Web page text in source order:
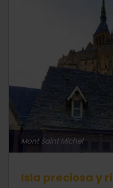
Mont Saint Michel
Isla preciosa y